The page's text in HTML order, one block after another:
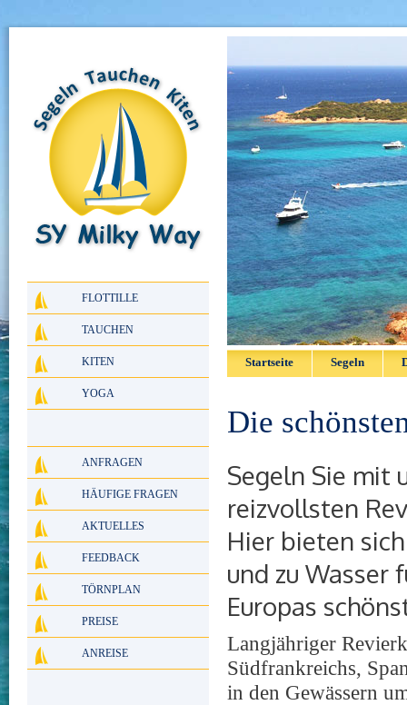
Startseite Segeln
Die
Segeln Sie mit
reizvollsten
Hier bieten
und zu Wasser
Europas
Langjähriger
Südfrankreichs,
in den Gewässern
FLOTTILLE
TAUCHEN
KITEN
YOGA
ANFRAGEN
HÄUFIGE FRAGEN
AKTUELLES
FEEDBACK
TÖRNPLAN
PREISE
ANREISE